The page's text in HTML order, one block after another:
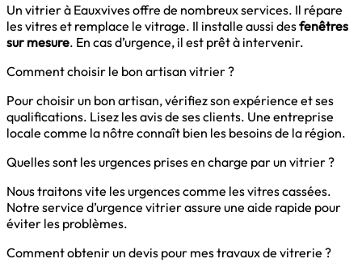
Un vitrier à Eauxvives offre de nombreux services. Il répare
les vitres et remplace le vitrage. Il installe aussi desfenêtres
sur mesure. En cas d’urgence, il est prêt à intervenir.
Comment choisir le bon artisan vitrier ?
Pour choisir un bon artisan, vérifiez son expérience et ses
qualifications. Lisez les avis de ses clients. Une entreprise
locale comme la nôtre connaît bien les besoins de la région.
Quelles sont les urgences prises en charge par un vitrier ?
Nous traitons vite les urgences comme les vitres cassées.
Notre service d’urgence vitrier assure une aide rapide pour
éviter les problèmes.
Comment obtenir un devis pour mes travaux de vitrerie ?